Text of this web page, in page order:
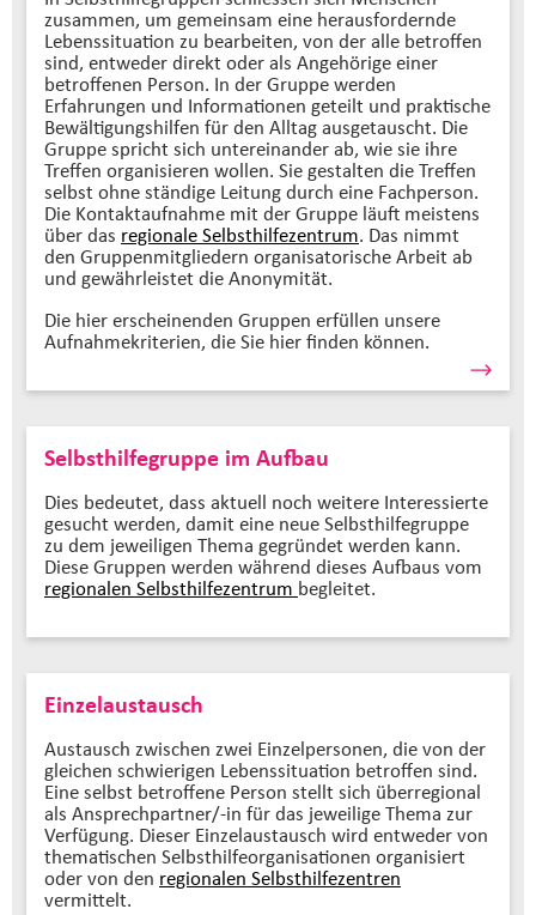
zusammen, um gemeinsam eine herausfordernde
Lebenssituation zu bearbeiten, von der alle betroffen
sind, entweder direkt oder als Angehörige einer
betroffenen Person. In der Gruppe werden
Erfahrungen und Informationen geteilt und praktische
Bewältigungshilfen für den Alltag ausgetauscht. Die
Gruppe spricht sich untereinander ab, wie sie ihre
Treffen organisieren wollen. Sie gestalten die Treffen
selbst ohne ständige Leitung durch eine Fachperson.
Die Kontaktaufnahme mit der Gruppe läuft meistens
über das regionale Selbsthilfezentrum. Das nimmt
den Gruppenmitgliedern organisatorische Arbeit ab
und gewährleistet die Anonymität.
Die hier erscheinenden Gruppen erfüllen unsere
Aufnahmekriterien, die Sie hier finden können.
Selbsthilfegruppe im Aufbau
Dies bedeutet, dass aktuell noch weitere Interessierte
gesucht werden, damit eine neue Selbsthilfegruppe
zu dem jeweiligen Thema gegründet werden kann.
Diese Gruppen werden während dieses Aufbaus vom
regionalen Selbsthilfezentrum begleitet.
Einzelaustausch
Austausch zwischen zwei Einzelpersonen, die von der
gleichen schwierigen Lebenssituation betroffen sind.
Eine selbst betroffene Person stellt sich überregional
als Ansprechpartner/-in für das jeweilige Thema zur
Verfügung. Dieser Einzelaustausch wird entweder von
thematischen Selbsthilfeorganisationen organisiert
oder von den regionalen Selbsthilfezentren
vermittelt.